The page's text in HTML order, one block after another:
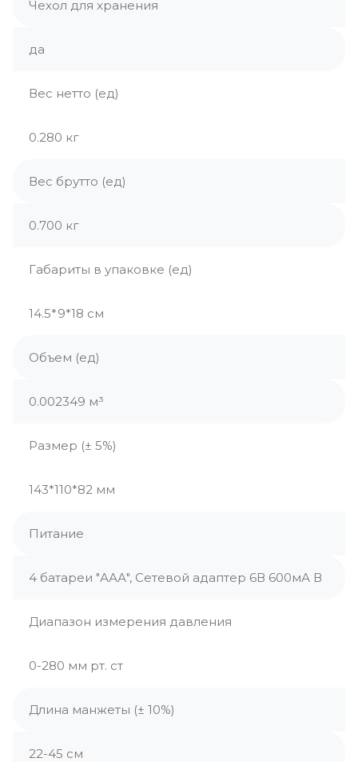
Чехол для хранения
да
Вес нетто (ед)
0.280 кг
Вес брутто (ед)
0.700 кг
Габариты в упаковке (ед)
14.5*9*18 см
Объем (ед)
0.002349 м³
Размер (± 5%)
143*110*82 мм
Питание
4 батареи "ААА", Сетевой адаптер 6В 600мА В
Диапазон измерения давления
0-280 мм рт. ст
Длина манжеты (± 10%)
22-45 см